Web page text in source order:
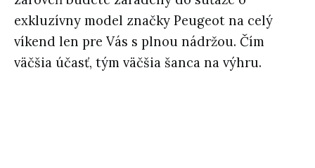
exkluzívny model značky Peugeot na celý
víkend len pre Vás s plnou nádržou. Čím
väčšia účasť, tým väčšia šanca na výhru.